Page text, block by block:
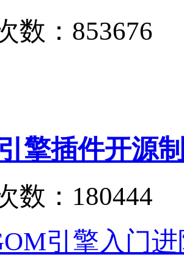
数：853676
擎插件开源
数：180444
引擎入门